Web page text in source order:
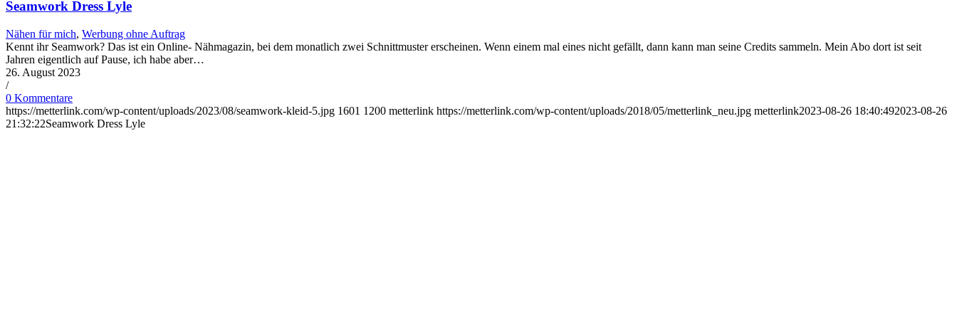
Seamwork Dress Lyle
Nähen für mich, Werbung ohne Auftrag
Kennt ihr Seamwork? Das ist ein Online- Nähmagazin, bei dem monatlich zwei Schnittmuster erscheinen. Wenn einem mal eines nicht gefällt, dann kann man seine Credits sammeln. Mein Abo dort ist seit
Jahren eigentlich auf Pause, ich habe aber…
26. August 2023
/
0 Kommentare
https://metterlink.com/wp-content/uploads/2023/08/seamwork-kleid-5.jpg 1601 1200 metterlink https://metterlink.com/wp-content/uploads/2018/05/metterlink_neu.jpg metterlink2023-08-26 18:40:492023-08-26
21:32:22Seamwork Dress Lyle